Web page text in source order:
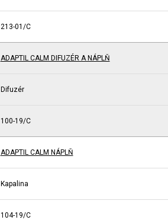
213-01/C
ADAPTIL CALM DIFUZÉR A NÁPLŇ
Difuzér
100-19/C
ADAPTIL CALM NÁPLŇ
Kapalina
104-19/C